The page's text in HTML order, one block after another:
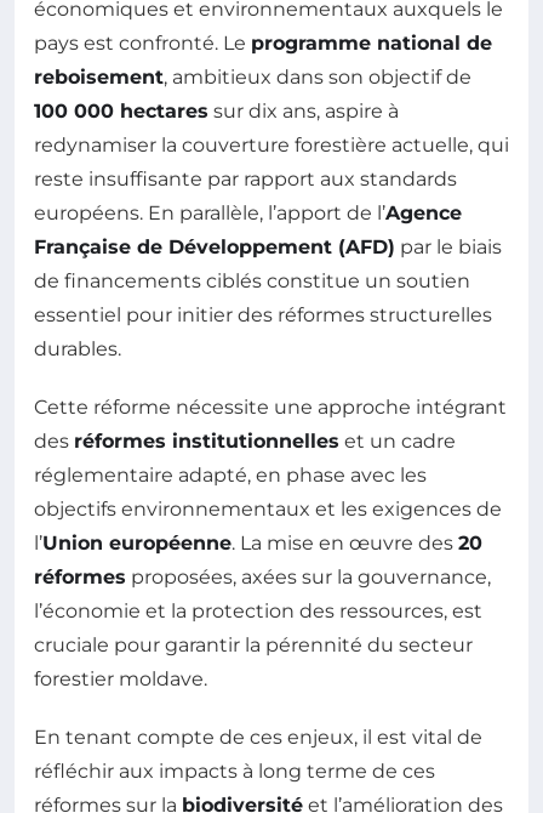
économiques et environnementaux auxquels le
pays est confronté. Le programme national de
reboisement, ambitieux dans son objectif de
100 000 hectares sur dix ans, aspire à
redynamiser la couverture forestière actuelle, qui
reste insuffisante par rapport aux standards
européens. En parallèle, l’apport de l’Agence
Française de Développement (AFD) par le biais
de financements ciblés constitue un soutien
essentiel pour initier des réformes structurelles
durables.
Cette réforme nécessite une approche intégrant
des réformes institutionnelles et un cadre
réglementaire adapté, en phase avec les
objectifs environnementaux et les exigences de
l’Union européenne. La mise en œuvre des 20
réformes proposées, axées sur la gouvernance,
l’économie et la protection des ressources, est
cruciale pour garantir la pérennité du secteur
forestier moldave.
En tenant compte de ces enjeux, il est vital de
réfléchir aux impacts à long terme de ces
réformes sur la biodiversité et l’amélioration des